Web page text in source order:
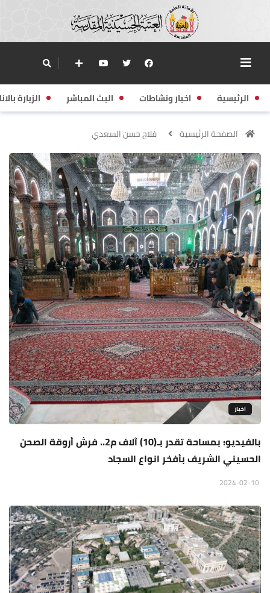
الرئيسية اخبار ونشاطات البث المباشر الزيارة
الصفحة الرئيسية فلاح حسن السعدي
اخبار
بالفيديو: بمساحة تقدر بـ(10) آلاف م2.. فرش أروقة الصحن
الحسيني الشريف بأفخر انواع السجاد